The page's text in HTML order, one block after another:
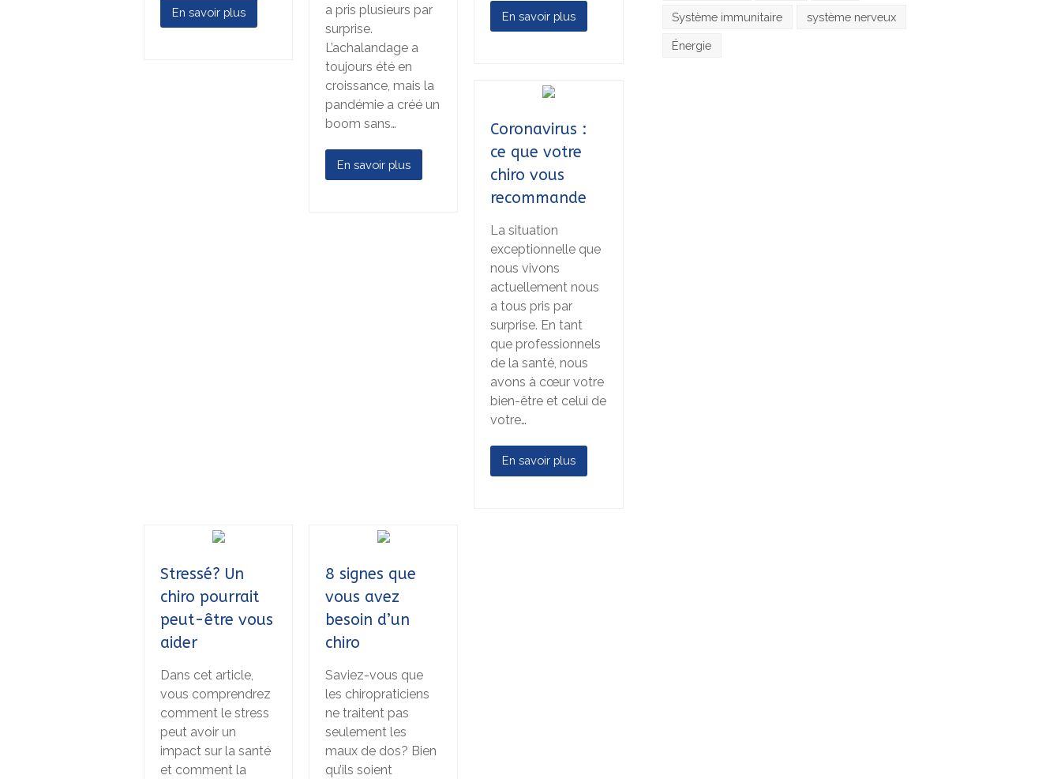
En savoir plus
a pris plusieurs par
surprise.
L’achalandage a
toujours été en
croissance, mais la
pandémie a créé un
boom sans…
En savoir plus
En savoir plus
Coronavirus :
ce que votre
chiro vous
recommande
La situation
exceptionnelle que
nous vivons
actuellement nous
a tous pris par
surprise. En tant
que professionnels
de la santé, nous
avons à cœur votre
bien-être et celui de
votre…
En savoir plus
Stressé? Un
chiro pourrait
peut-être vous
aider
Dans cet article,
vous comprendrez
comment le stress
peut avoir un
impact sur la santé
et comment la
8 signes que
vous avez
besoin d’un
chiro
Saviez-vous que
les chiropraticiens
ne traitent pas
seulement les
maux de dos? Bien
qu’ils soient
Système immunitaire système nerveux
Énergie